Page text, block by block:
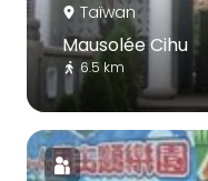
Taïwan
Mausolée Cihu
6.5 km